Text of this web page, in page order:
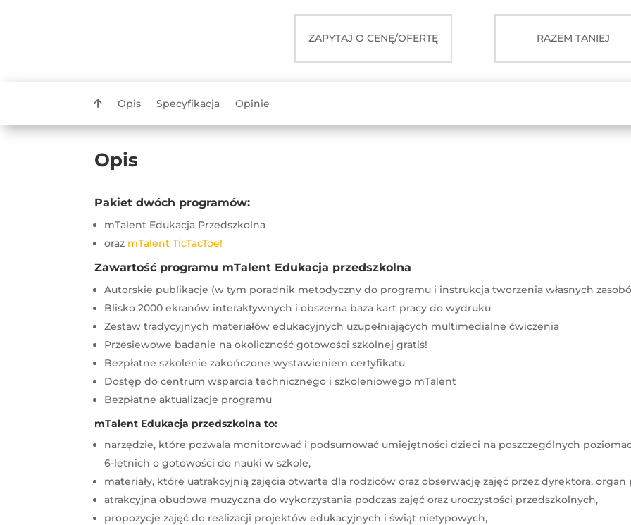
przedszkolna
mTalent
TicTacToe!
ZAPYTAJ O CENĘ/OFERTĘ RAZEM TANIEJ
Opis Specyfikacja Opinie
Opis
Pakiet dwóch programów:
mTalent Edukacja Przedszkolna
oraz mTalent TicTacToe!
Zawartość programu mTalent Edukacja przedszkolna
Autorskie publikacje (w tym poradnik metodyczny do programu i instrukcja tworzenia własnych
Blisko 2000 ekranów interaktywnych i obszerna baza kart pracy do wydruku
Zestaw tradycyjnych materiałów edukacyjnych uzupełniających multimedialne ćwiczenia
Przesiewowe badanie na okoliczność gotowości szkolnej gratis!
Bezpłatne szkolenie zakończone wystawieniem certyfikatu
Dostęp do centrum wsparcia technicznego i szkoleniowego mTalent
Bezpłatne aktualizacje programu
mTalent Edukacja przedszkolna to:
narzędzie, które pozwala monitorować i podsumować umiejętności dzieci na poszczególnych
6-letnich o gotowości do nauki w szkole,
materiały, które uatrakcyjnią zajęcia otwarte dla rodziców oraz obserwację zajęć przez dyrektora,
atrakcyjna obudowa muzyczna do wykorzystania podczas zajęć oraz uroczystości przedszkolnych,
propozycje zajęć do realizacji projektów edukacyjnych i świąt nietypowych,